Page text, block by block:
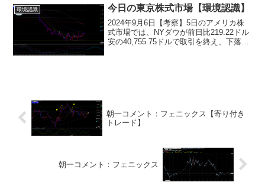
環境認識 今日の東京株式市場【環境認識】
2024年9月6日【考察】5日のアメリカ株
式市場では、NYダウが前日比219.22ドル
安の40,755.75ドルで取引を終え、下落し
朝一コメント：フェニックス【寄り付き
トレード】
朝一コメント：フェニックス